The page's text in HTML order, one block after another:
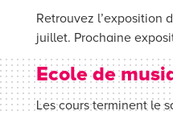
Retrouvez l’exposition
juillet. Prochaine
Ecole de
Les cours terminent le